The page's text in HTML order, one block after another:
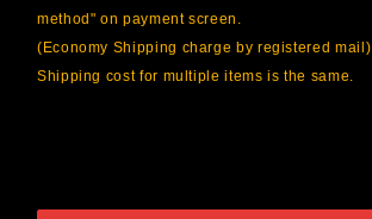
method" on payment screen.
(Economy Shipping charge by registered mail)
Shipping cost for multiple items is the same.